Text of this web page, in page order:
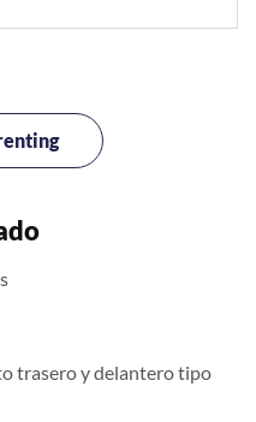
trasero y delantero tipo